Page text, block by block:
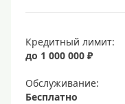
Кредитный лимит:
до 1 000 000 ₽
Обслуживание:
Бесплатно